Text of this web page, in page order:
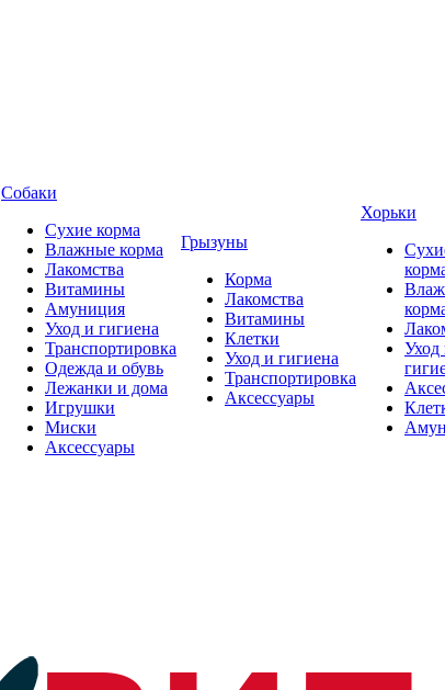
Собаки
Сухие корма
Влажные корма
Лакомства
Витамины
Амуниция
Уход и гигиена
Транспортировка
Одежда и обувь
Лежанки и дома
Игрушки
Миски
Аксессуары
Грызуны
Корма
Лакомства
Витамины
Клетки
Уход и гигиена
Транспортировка
Аксессуары
Хорьки
Уход